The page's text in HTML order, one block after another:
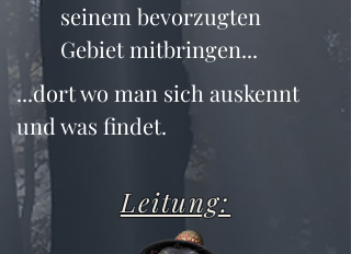
seinem bevorzugten
Gebiet mitbringen...
...dort wo man sich auskennt
und was findet.
Leitung: